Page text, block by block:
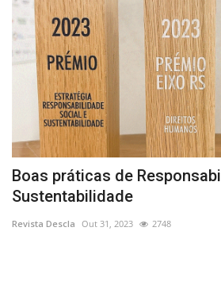
Boas práticas de
Sustentabilidade
Revista Descla Out 31, 2023 2748